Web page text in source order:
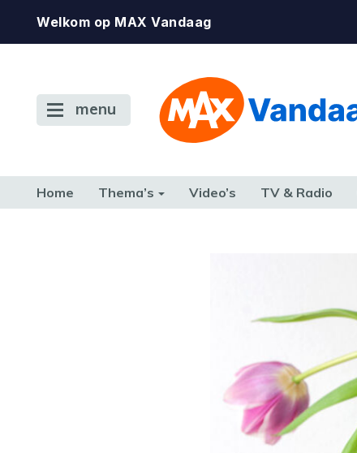
Welkom op MAX Vandaag
menu
Home Thema’s Video’s TV & Radio